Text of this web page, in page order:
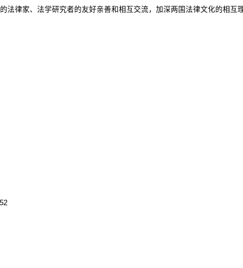
法律家、法学研究者的友好亲善和相互交流，加深两国法律文化的相互